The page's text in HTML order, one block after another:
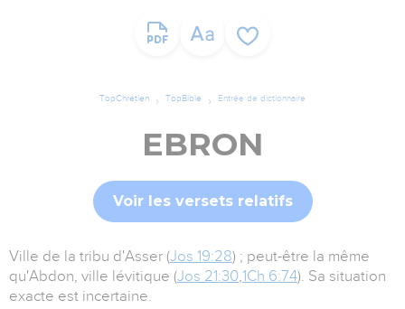
TopChrétien TopBible Entrée de dictionnaire
EBRON
Voir les versets relatifs
Ville de la tribu d'Asser (Jos 19:28) ; peut-être la même
qu'Abdon, ville lévitique (Jos 21:30,1Ch 6:74). Sa situation
exacte est incertaine.